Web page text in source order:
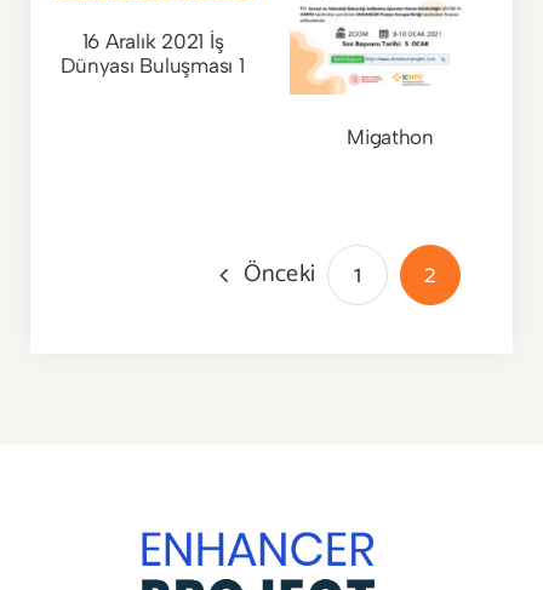
16 Aralık 2021 İş
Dünyası Buluşması 1
Migathon
Önceki 1 2